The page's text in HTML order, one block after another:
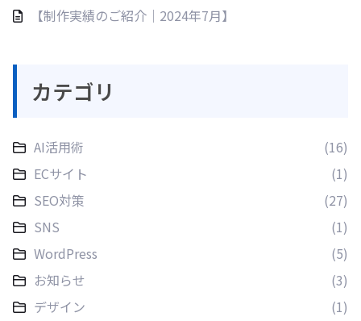
【制作実績のご紹介｜2024年7月】
カテゴリ
AI活用術
(16)
ECサイト
(1)
SEO対策
(27)
SNS
(1)
WordPress
(5)
お知らせ
(3)
デザイン
(1)